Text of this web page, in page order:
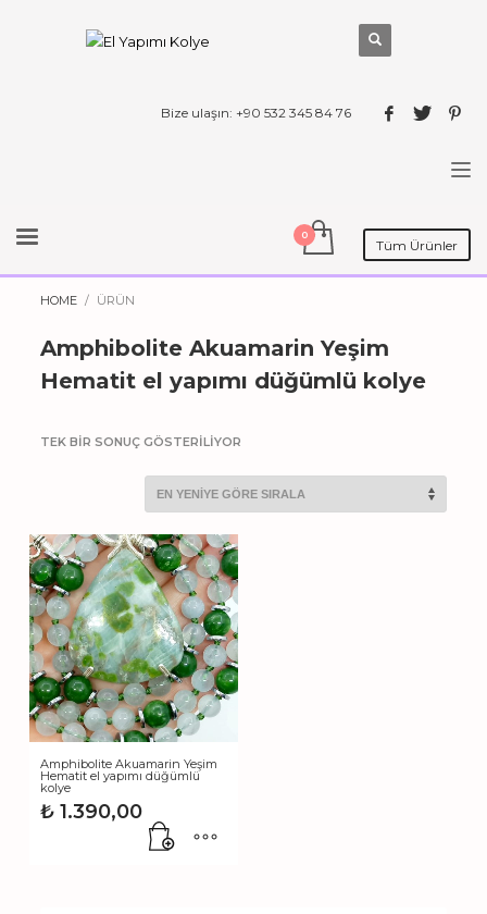
Bize ulaşın: +90 532 345 84 76
Tüm Ürünler
HOME ÜRÜN
Amphibolite Akuamarin Yeşim
Hematit el yapımı düğümlü kolye
TEK BIR SONUÇ GÖSTERILIYOR
Amphibolite Akuamarin Yeşim
Hematit el yapımı düğümlü
kolye
₺ 1.390,00